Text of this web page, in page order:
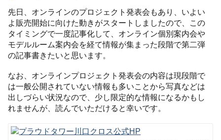
先日、オンラインのプロジェクト発表会もあり、いよい
よ販売開始に向けた動きがスタートしましたので、この
タイミングで一度記事化して、オンライン個別案内会や
モデルルーム案内会を経て情報が集まった段階で第二弾
の記事書きたいと思います。
なお、オンラインプロジェクト発表会の内容は現段階で
は一般公開されていない情報も多いことから写真などは
出しづらい状況なので、少し限定的な情報になるかもし
れませんが、読んでいただけると幸いです。